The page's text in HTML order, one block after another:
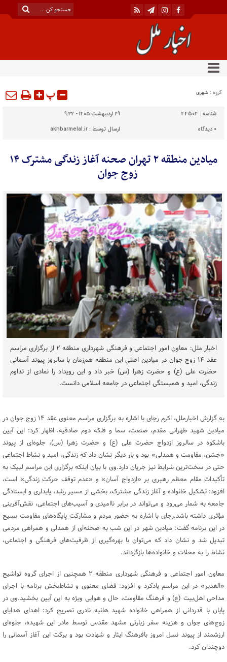
گروه : شهری پ
شناسه : 44504
۲۹ اردیبهشت ۱۴۰۵ - ۹:۳۲
0 دیدگاه ارسال توسط :akhbarmelal.ir
میادین منطقه ۲ تهران صحنه آغاز زندگی مشترک ۱۴
زوج جوان
اخبار ملل: معاون امور اجتماعی و فرهنگی شهرداری منطقه ۲ از برگزاری مراسم
عقد ۱۴ زوج جوان در میادین اصلی این منطقه هم‌زمان با سالروز پیوند آسمانی
حضرت علی (ع) و حضرت زهرا (س) خبر داد و این رویداد را نمادی از تداوم
زندگی، امید و همبستگی اجتماعی در جامعه اسلامی دانست.
به گزارش اخبارملل، اکرم رجای با اشاره به برگزاری مراسم معنوی عقد ۱۴ زوج جوان در
میادین شهید طهرانی مقدم، صنعت، سما و فلکه دوم صادقیه، اظهار کرد: این آیین
باشکوه در سالروز ازدواج حضرت علی (ع) و حضرت زهرا (س)، جلوه‌ای از پیوند
«جشن، مقاومت و همدلی» بود و بار دیگر نشان داد که زندگی، امید و نشاط اجتماعی
حتی در سخت‌ترین شرایط نیز جریان دارد.وی با بیان اینکه برگزاری این مراسم لبیک به
تأکیدات مقام معظم رهبری بر «ازدواج آسان» و «عدم توقف حرکت زندگی» است،
افزود: تشکیل خانواده و آغاز زندگی مشترک، بخشی از مسیر رشد، پایداری و ایستادگی
جامعه به شمار می‌رود و می‌تواند در برابر ناامیدی و آسیب‌های اجتماعی، نقش‌آفرینی
مؤثری داشته باشد.رجای با اشاره به حضور مردم و مشارکت پایگاه‌های مقاومت بسیج
در این برنامه گفت: میادین شهر در این شب به صحنه‌ای از همدلی و همراهی مردمی
تبدیل شد و نشان داد که می‌توان با بهره‌گیری از ظرفیت‌های فرهنگی و اجتماعی،
نشاط را به محلات و خانواده‌ها بازگرداند.
معاون امور اجتماعی و فرهنگی شهرداری منطقه ۲ همچنین از اجرای گروه تواشیح
«الغدیر» در این مراسم یادکرد و افزود: فضای معنوی و نشاط‌بخش برنامه با اجرای
مداحی اهل‌بیت (ع) و فرهنگ مقاومت، حال و هوایی ویژه به این آیین بخشید.وی در
پایان با قدردانی از همراهی خانواده شهید هانیه نادری تصریح کرد: اهدای هدایای
زوج‌های جوان و هزینه سفر زیارتی مشهد مقدس توسط مادر این شهیده، جلوه‌ای
ارزشمند از پیوند نسل امروز بافرهنگ ایثار و شهادت بود و برکت این آغاز آسمانی را
دوچندان کرد.